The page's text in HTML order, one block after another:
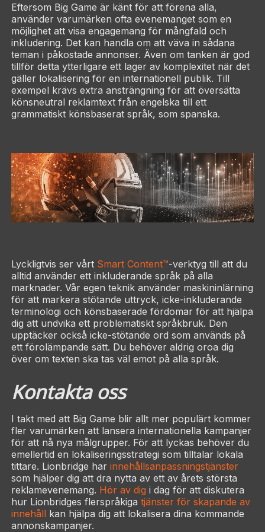
Eftersom Big Game är känt för att förena alla,
använder varumärken ofta evenemanget som en
möjlighet att visa engagemang för mångfald och
inkludering. Det kan handla om att väva in sådana
teman i påkostade annonser. Även om tanken är god
tillför detta ytterligare ett lager av komplexitet när det
gäller lokalisering för en internationell publik. Till
exempel krävs extra ansträngning för att översätta
könsneutral reklamtext från engelska till ett
grammatiskt könsbaserat språk, som spanska.
Lyckligtvis ser vårt Smart Content™-verktyg till att du
alltid använder ett inkluderande språk på alla
marknader. Vår egen teknik använder maskininlärning
för att markera stötande uttryck, icke-inkluderande
terminologi och könsbaserade fördomar för att hjälpa
dig att undvika ett problematiskt språkbruk. Den
upptäcker också icke-stötande ord som används på
ett förolämpande sätt. Du behöver aldrig oroa dig
över om texten ska tas väl emot på alla språk.
Kontakta oss
I takt med att Big Game blir allt mer populärt kommer
fler varumärken att lansera internationella kampanjer
för att nå nya målgrupper. För att lyckas behöver du
emellertid en lokaliseringsstrategi som tilltalar lokala
tittare. Lionbridge har innehållsanpassningstjänster
som hjälper dig att dra nytta av ett av årets största
reklamevenemang. Hör av dig i dag för att diskutera
hur Lionbridges flerspråkiga tjänster för skapande av
innehåll kan hjälpa dig att lokalisera dina kommande
annonskampanjer.